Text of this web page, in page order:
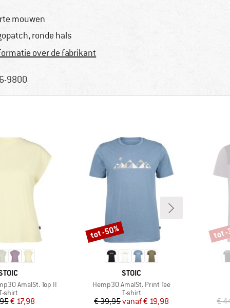
mouwen
ronde hals
over de fabrikant
9800
AmalSt. Top II
shirt
Prijs
Verlaagde prijs
€ 17,98
MERK
STOIC
Artikel
Hemp30 AmalSt. Print Tee
Productgroep
T-shirt
Prijs
€ 39,95 Verlaagde prijs
vanaf€ 19,98
Korting
tot -50%
€
tot